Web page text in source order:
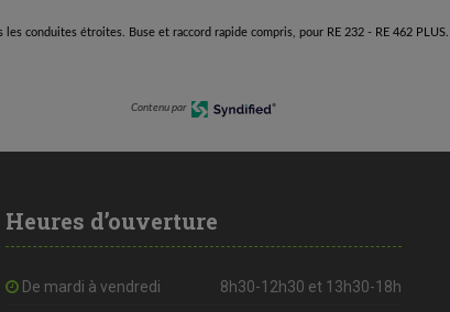
les conduites étroites. Buse et raccord rapide compris, pour RE 232 - RE 462 PLUS.
Contenu par
Heures d’ouverture
De mardi à vendredi 8h30-12h30 et 13h30-18h